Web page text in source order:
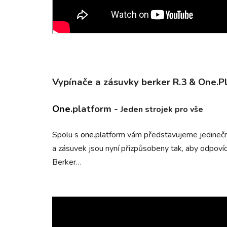
Vypínače a zásuvky berker R.3 &
One.platform -Jeden strojek pro vše
Spolu s one.platform vám představujeme
a zásuvek jsou nyní přizpůsobeny tak, aby
Berker…